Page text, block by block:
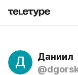
Даниил